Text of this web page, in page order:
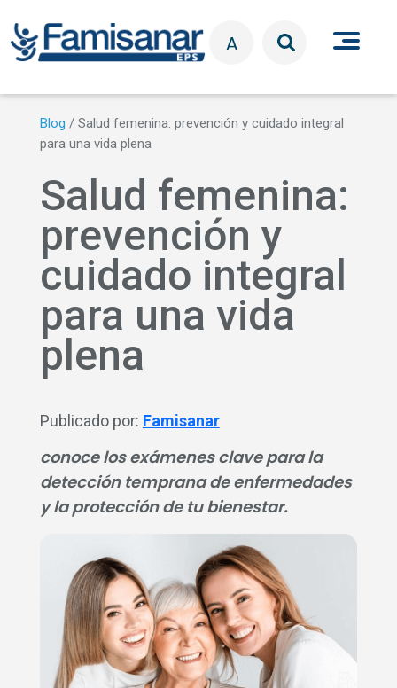
A
Blog / Salud femenina: prevención y cuidado integral
para una vida plena
Salud femenina:
prevención y
cuidado integral
para una vida
plena
Publicado por: Famisanar
conoce los exámenes clave para la
detección temprana de enfermedades
y la protección de tu bienestar.